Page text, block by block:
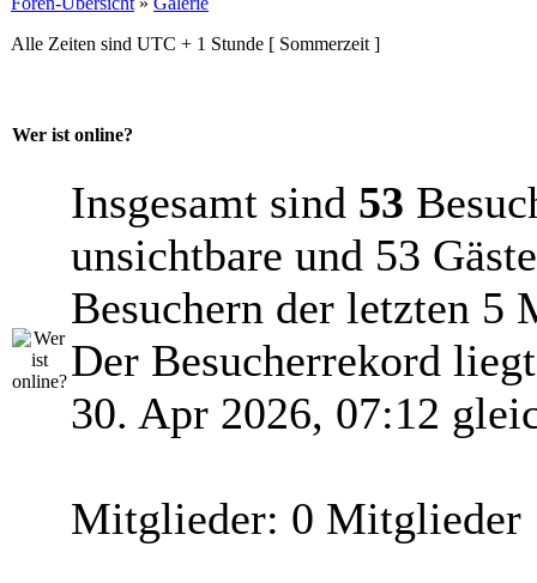
Alle Zeiten sind UTC + 1 Stunde [ Sommerzeit ]
Wer ist online?
Insgesamt sind 53
unsichtbare und 53
Besuchern der letzten 5
Der Besucherrekord
30. Apr 2026, 07:12
Mitglieder: 0 Mitglieder